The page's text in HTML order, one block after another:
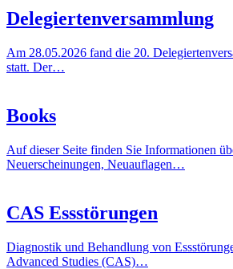
Delegiertenversammlung
Am 28.05.2026 fand die 20.
statt. Der…
Books
Auf dieser Seite finden Sie Informationen
Neuerscheinungen, Neuauflagen…
CAS Essstörungen
Diagnostik und Behandlung von
Advanced Studies (CAS)…